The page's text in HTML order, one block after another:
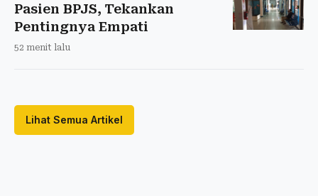
Pasien BPJS, Tekankan
Pentingnya Empati
52 menit lalu
Lihat Semua Artikel